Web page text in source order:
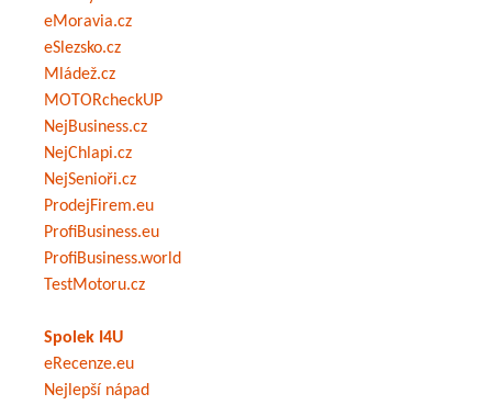
eMoravia.cz
eSlezsko.cz
Mládež.cz
MOTORcheckUP
NejBusiness.cz
NejChlapi.cz
NejSenioři.cz
ProdejFirem.eu
ProfiBusiness.eu
ProfiBusiness.world
TestMotoru.cz
Spolek I4U
eRecenze.eu
Nejlepší nápad